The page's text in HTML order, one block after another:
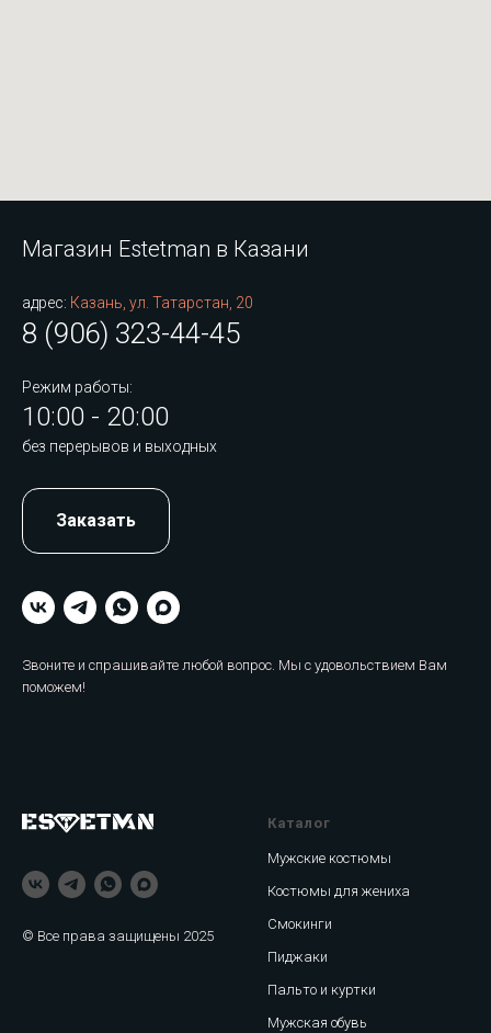
Магазин Estetman в Казани
адрес: Казань, ул. Татарстан, 20
8 (906) 323-44-45
Режим работы:
10:00 - 20:00
без перерывов и выходных
Заказать
Звоните и спрашивайте любой вопрос. Мы с удовольствием Вам
поможем!
© Все права защищены 2025
Каталог
Мужские костюмы
Костюмы для жениха
Смокинги
Пиджаки
Пальто и куртки
Мужская обувь